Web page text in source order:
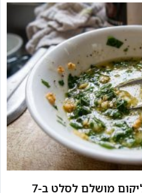
מתכון: ויניגרט לימון ובזיליקום מושלם לסלט ב-7